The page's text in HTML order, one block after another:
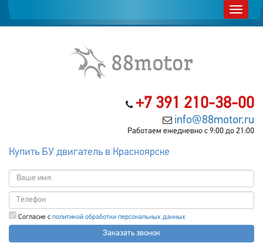
+7 391 210-38-00
info@88motor.ru
Работаем ежедневно с 9:00 до 21:00
Купить БУ двигатель в Красноярске
Согласие с политикой обработки персональных данных
Заказать звонок